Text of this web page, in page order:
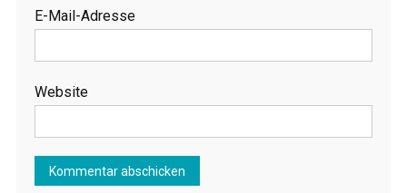
E-Mail-Adresse
Website